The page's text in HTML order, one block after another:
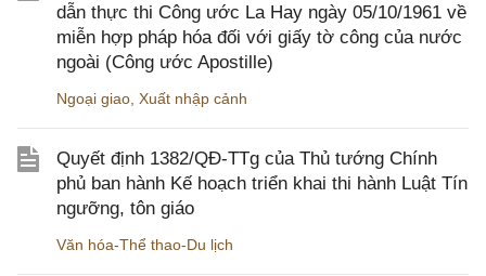
dẫn thực thi Công ước La Hay ngày 05/10/1961 về
miễn hợp pháp hóa đối với giấy tờ công của nước
ngoài (Công ước Apostille)
Ngoại giao Xuất nhập cảnh
Quyết định 1382/QĐ-TTg của Thủ tướng Chính
phủ ban hành Kế hoạch triển khai thi hành Luật Tín
ngưỡng, tôn giáo
Văn hóa-Thể thao-Du lịch